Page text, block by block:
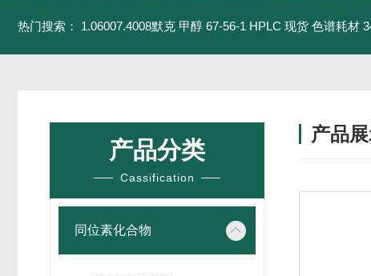
热门搜索： 1.06007.4008默克 甲醇 67-56-1 HPLC 现货 色谱耗材
产品分类
Cassification
同位素化合物
产品